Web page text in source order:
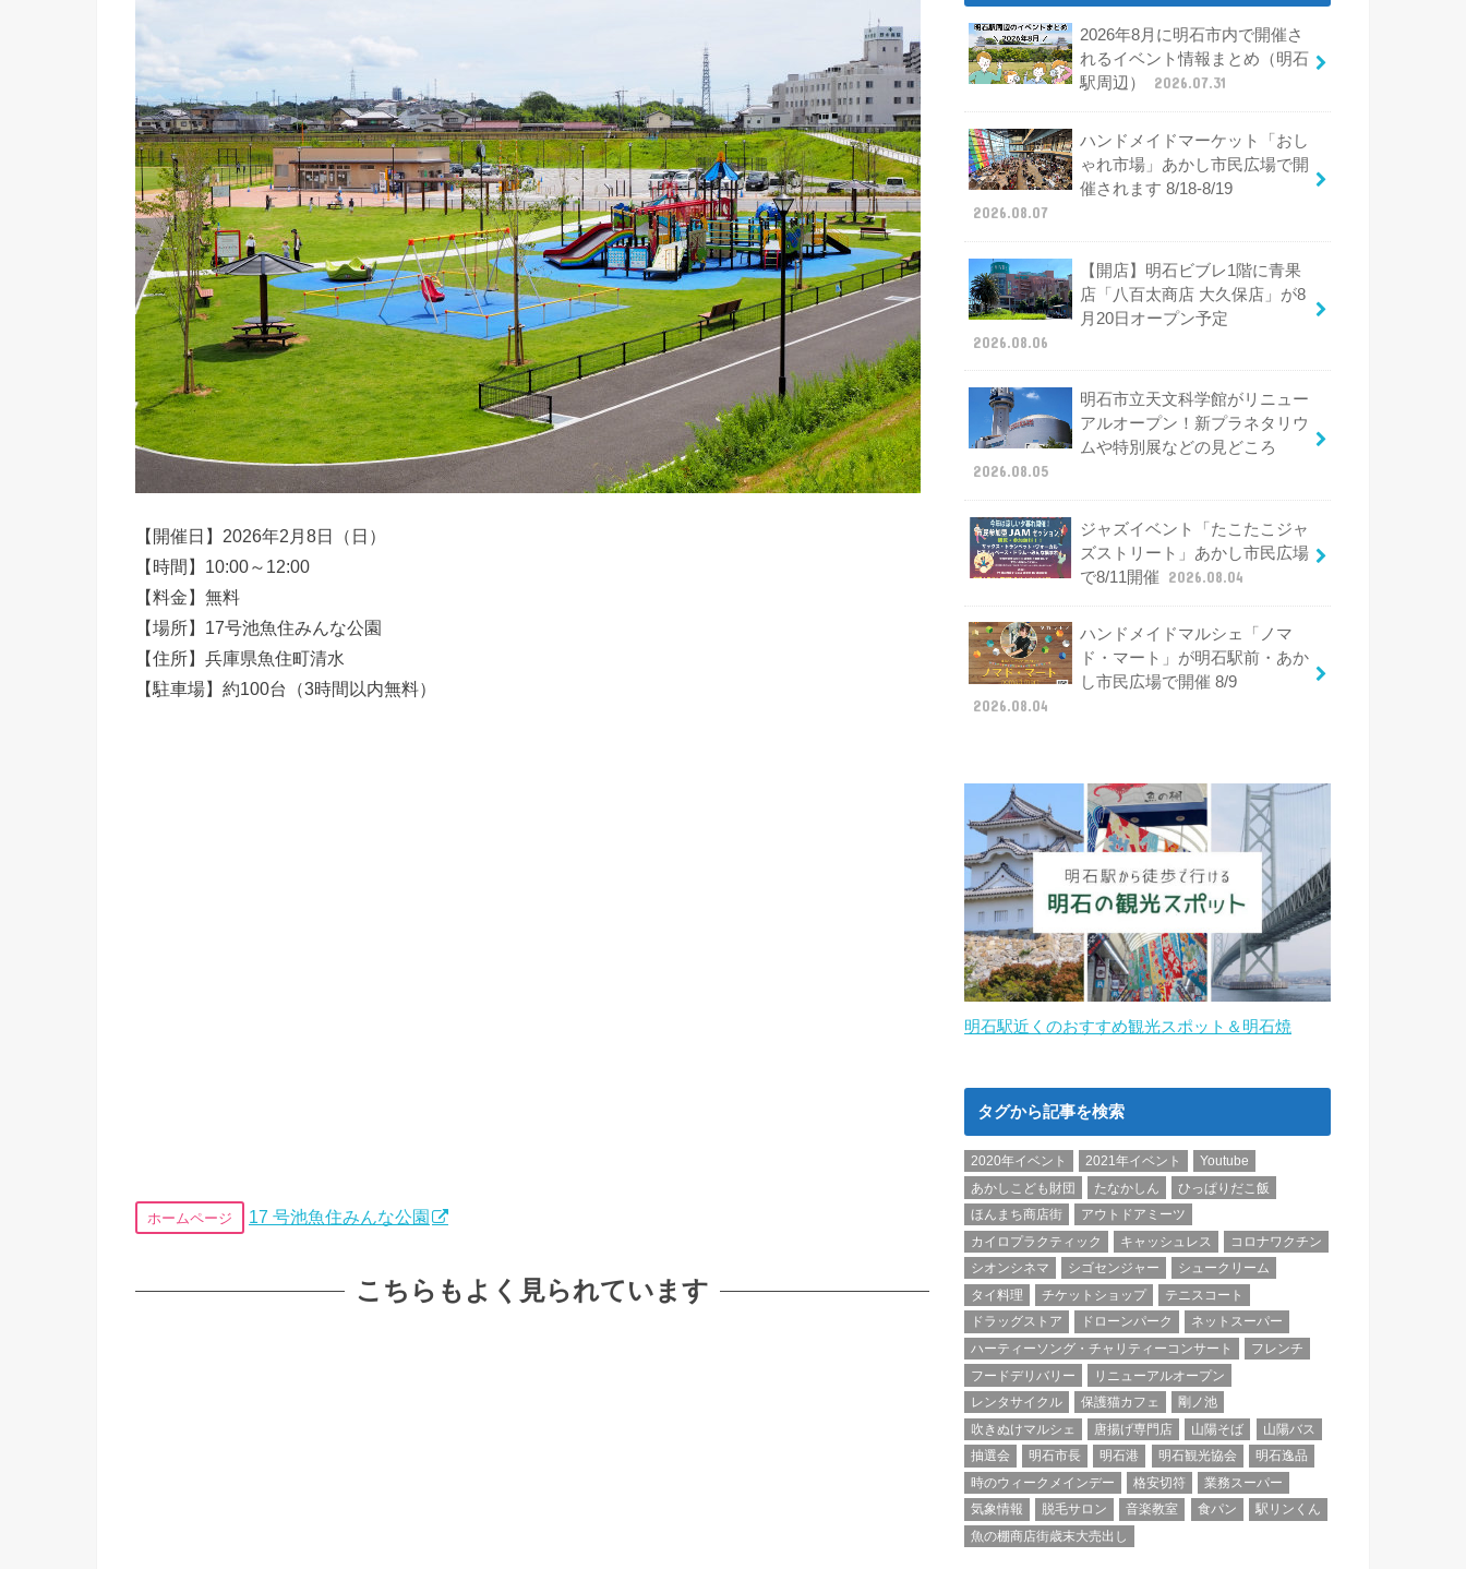
【開催日】2026年2月8日（日）
【時間】10:00～12:00
【料金】無料
【場所】17号池魚住みんな公園
【住所】兵庫県魚住町清水
【駐車場】約100台（3時間以内無料）
ホームページ 17 号池魚住みんな公園
こちらもよく見られています
2026年8月に明石市内で開催さ
れるイベント情報まとめ（明石
駅周辺）
2026.07.31
ハンドメイドマーケット「おし
ゃれ市場」あかし市民広場で開
催されます 8/18-8/19
2026.08.07
【開店】明石ビブレ1階に青果
店「八百太商店 大久保店」が8
月20日オープン予定
2026.08.06
明石市立天文科学館がリニュー
アルオープン！新プラネタリウ
ムや特別展などの見どころ
2026.08.05
ジャズイベント「たこたこジャ
ズストリート」あかし市民広場
で8/11開催
2026.08.04
ハンドメイドマルシェ「ノマ
ド・マート」が明石駅前・あか
し市民広場で開催 8/9
2026.08.04
明石駅近くのおすすめ観光スポット＆明石焼
タグから記事を検索
2020年イベント 2021年イベント
Youtube
あかしこども財団
たなかしん
ひっぱりだこ飯
ほんまち商店街
アウトドアミーツ
カイロプラクティック
キャッシュレス
コロナワクチン
シオンシネマ
シゴセンジャー
シュークリーム
タイ料理
チケットショップ
テニスコート
ドラッグストア
ドローンパーク
ネットスーパー
ハーティーソング・チャリティーコンサート
フレンチ
フードデリバリー
リニューアルオープン
レンタサイクル
保護猫カフェ
剛ノ池
吹きぬけマルシェ
唐揚げ専門店 山陽そば
山陽バス
抽選会
明石市長 明石港 明石観光協会
明石逸品
時のウィークメインデー
格安切符
業務スーパー
気象情報
脱毛サロン 音楽教室 食パン
駅リンくん
魚の棚商店街歳末大売出し